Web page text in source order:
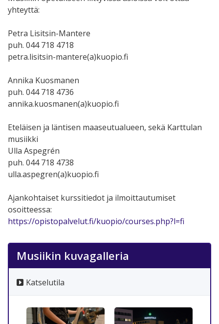
yhteyttä:
Petra Lisitsin-Mantere
puh. 044 718 4718
petra.lisitsin-mantere(a)kuopio.fi
Annika Kuosmanen
puh. 044 718 4736
annika.kuosmanen(a)kuopio.fi
Eteläisen ja läntisen maaseutualueen, sekä Karttulan
musiikki
Ulla Aspegrén
puh. 044 718 4738
ulla.aspegren(a)kuopio.fi
Ajankohtaiset kurssitiedot ja ilmoittautumiset
osoitteessa:
https://opistopalvelut.fi/kuopio/courses.php?l=fi
Musiikin kuvagalleria
Katselutila